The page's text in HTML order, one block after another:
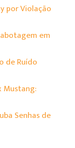
por Violação
em
de Ruído
Mustang:
Senhas de